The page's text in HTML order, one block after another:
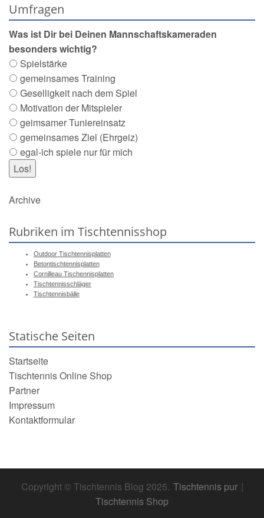
Umfragen
Was ist Dir bei Deinen Mannschaftskameraden
besonders wichtig?
Spielstärke
gemeinsames Training
Geselligkeit nach dem Spiel
Motivation der Mitspieler
geimsamer Tuniereinsatz
gemeinsames Ziel (Ehrgeiz)
egal-ich spiele nur für mich
Archive
Rubriken im Tischtennisshop
Outdoor Tischtennisplatten
Betontischtennisplatten
Cornilleau Tischennisplatten
Tischtennisschläger
Tischtennisbälle
Statische Seiten
Startseite
Tischtennis Online Shop
Partner
Impressum
Kontaktformular
Copyright © Tischtennis Blog 2025. Tischtennis pur |
Tischtennis Shop